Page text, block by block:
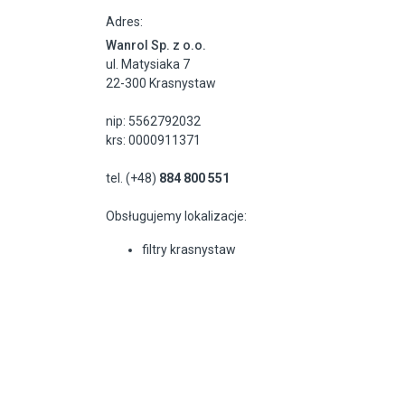
Adres:
Wanrol Sp. z o.o.
ul. Matysiaka 7
22-300 Krasnystaw
nip: 5562792032
krs: 0000911371
tel. (+48) 884 800 551
Obsługujemy lokalizacje:
filtry krasnystaw